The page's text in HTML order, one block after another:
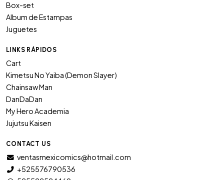
Box-set
Album de Estampas
Juguetes
LINKS RÁPIDOS
Cart
Kimetsu No Yaiba (Demon Slayer)
Chainsaw Man
DanDaDan
My Hero Academia
Jujutsu Kaisen
CONTACT US
ventasmexicomics@hotmail.com
+525576790536